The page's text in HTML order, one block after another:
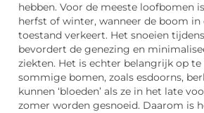
hebben. Voor de meeste loofbomen
herfst of winter, wanneer de boom in
toestand verkeert. Het snoeien
bevordert de genezing en
ziekten. Het is echter belangrijk op
sommige bomen, zoals esdoorns,
kunnen ‘bloeden’ als ze in het late
zomer worden gesnoeid. Daarom is